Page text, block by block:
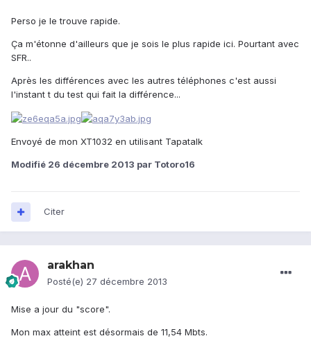
Perso je le trouve rapide.
Ça m'étonne d'ailleurs que je sois le plus rapide ici. Pourtant avec
SFR..
Après les différences avec les autres téléphones c'est aussi
l'instant t du test qui fait la différence...
Envoyé de mon XT1032 en utilisant Tapatalk
Modifié 26 décembre 2013 par Totoro16
Citer
arakhan
Posté(e) 27 décembre 2013
Mise a jour du "score".
Mon max atteint est désormais de 11,54 Mbts.